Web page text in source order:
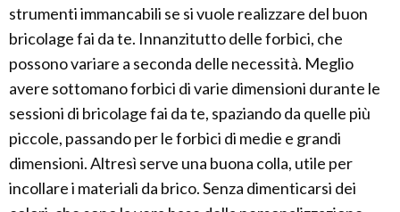
strumenti immancabili se si vuole realizzare del buon
bricolage fai da te. Innanzitutto delle forbici, che
possono variare a seconda delle necessità. Meglio
avere sottomano forbici di varie dimensioni durante le
sessioni di bricolage fai da te, spaziando da quelle più
piccole, passando per le forbici di medie e grandi
dimensioni. Altresì serve una buona colla, utile per
incollare i materiali da brico. Senza dimenticarsi dei